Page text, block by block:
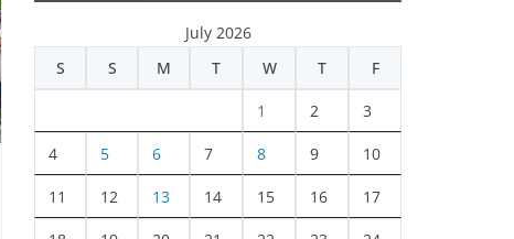
July 2026
S
S M T W T F
1 2 3
4 5 6 7 8 9 10
11 12 13 14 15 16 17